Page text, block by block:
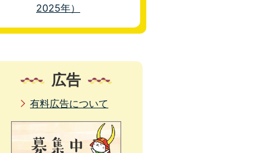
2025年）
広告
有料広告について